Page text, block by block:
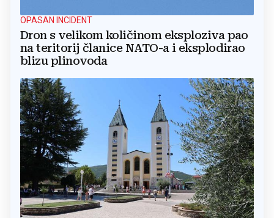
OPASAN INCIDENT
Dron s velikom količinom eksploziva pao
na teritorij članice NATO-a i eksplodirao
blizu plinovoda